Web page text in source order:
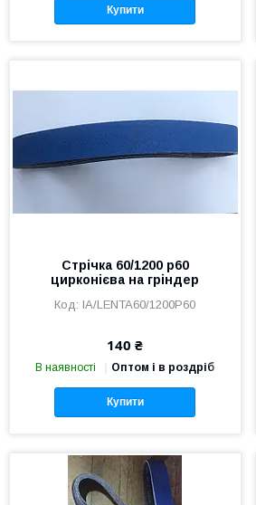
Купити
Стрічка 60/1200 р60
цирконієва на гріндер
IA/LENTA60/1200P60
140 ₴
В наявності Оптом і в роздріб
Купити